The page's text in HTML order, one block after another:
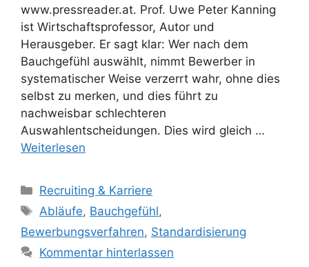
www.pressreader.at. Prof. Uwe Peter Kanning
ist Wirtschaftsprofessor, Autor und
Herausgeber. Er sagt klar: Wer nach dem
Bauchgefühl auswählt, nimmt Bewerber in
systematischer Weise verzerrt wahr, ohne dies
selbst zu merken, und dies führt zu
nachweisbar schlechteren
Auswahlentscheidungen. Dies wird gleich …
Weiterlesen
Kategorien
Recruiting & Karriere
Schlagwörter
Abläufe, Bauchgefühl,
Bewerbungsverfahren, Standardisierung
Kommentar hinterlassen